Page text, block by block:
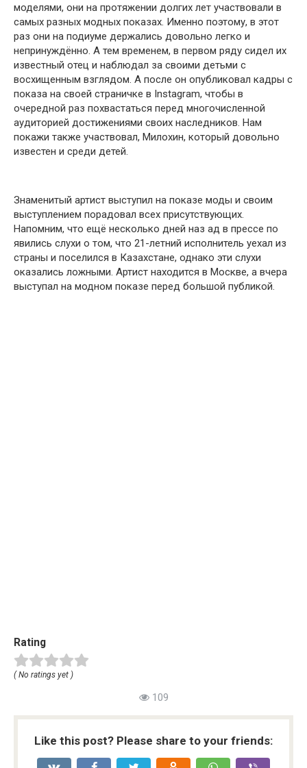
моделями, они на протяжении долгих лет участвовали в
самых разных модных показах. Именно поэтому, в этот
раз они на подиуме держались довольно легко и
непринуждённо. А тем временем, в первом ряду сидел их
известный отец и наблюдал за своими детьми с
восхищенным взглядом. А после он опубликовал кадры с
показа на своей страничке в Instagram, чтобы в
очередной раз похвастаться перед многочисленной
аудиторией достижениями своих наследников. Нам
покажи также участвовал, Милохин, который довольно
известен и среди детей.
Знаменитый артист выступил на показе моды и своим
выступлением порадовал всех присутствующих.
Напомним, что ещё несколько дней наз ад в прессе по
явились слухи о том, что 21-летний исполнитель уехал из
страны и поселился в Казахстане, однако эти слухи
оказались ложными. Артист находится в Москве, a вчера
выступал на модном показе перед большой публикой.
Rating
( No ratings yet )
109
Like this post? Please share to your friends: